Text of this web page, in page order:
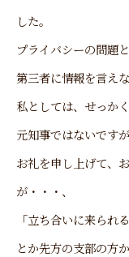
した。
プライバシーの問題と
第三者に情報を言え
私としては、せっか
元知事ではないです
お礼を申し上げて、
が・・・、
「立ち合いに来られ
とか先方の支部の方